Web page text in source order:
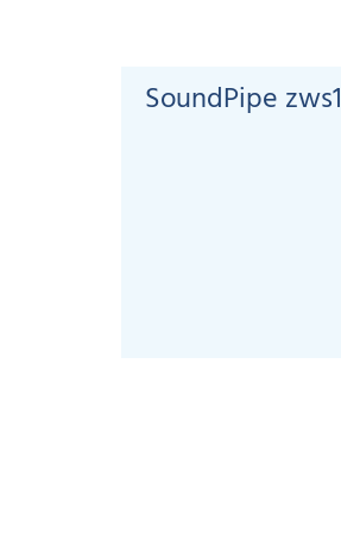
SoundPipe zws1